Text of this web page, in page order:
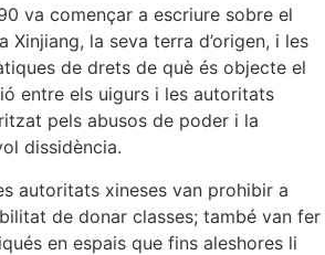
va començar a escriure sobre el
Xinjiang, la seva terra d’origen, i les
de drets de què és objecte el
entre els uigurs i les autoritats
pels abusos de poder i la
dissidència.
autoritats xineses van prohibir a
de donar classes; també van fer
en espais que fins aleshores li